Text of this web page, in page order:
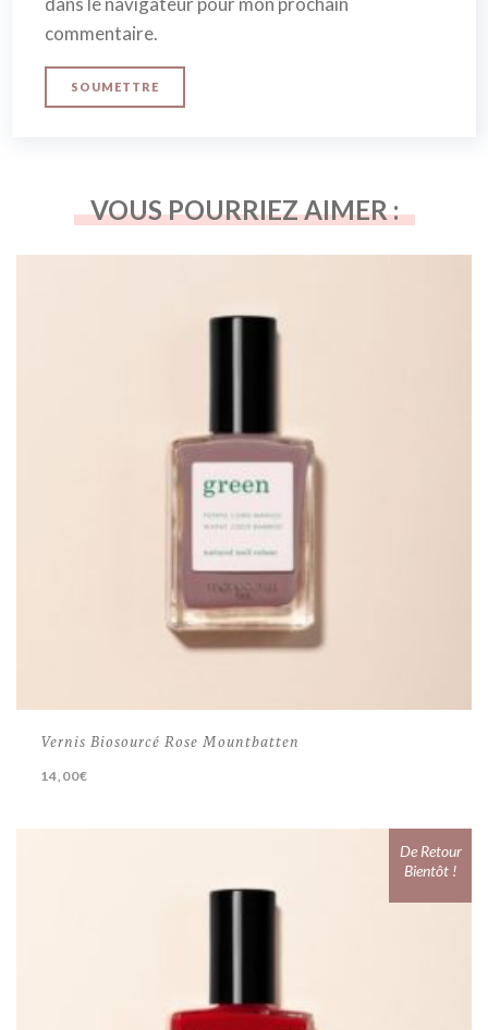
commentaire.
VOUS POURRIEZ AIMER :
Vernis Biosourcé Rose Mountbatten
14,00€
De Retour
Bientôt !